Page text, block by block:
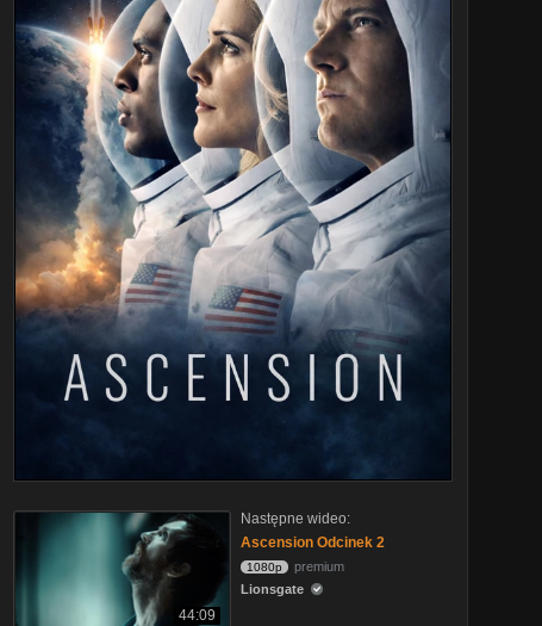
44:09
Następne wideo:
Ascension Odcinek 2
1080p
premium
Lionsgate